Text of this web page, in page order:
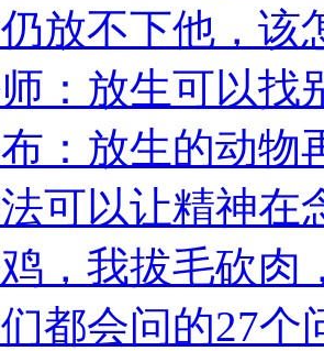
放不下他，该
：放生可以找
：放生的动物
可以让精神在
，我拔毛砍肉
都会问的27个